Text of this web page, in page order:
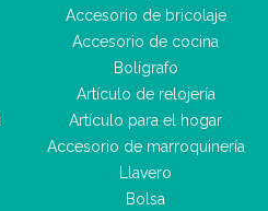
Accesorio de bricolaje
Accesorio de cocina
Bolígrafo
Artículo de relojería
Artículo para el hogar
Accesorio de marroquinería
Llavero
Bolsa